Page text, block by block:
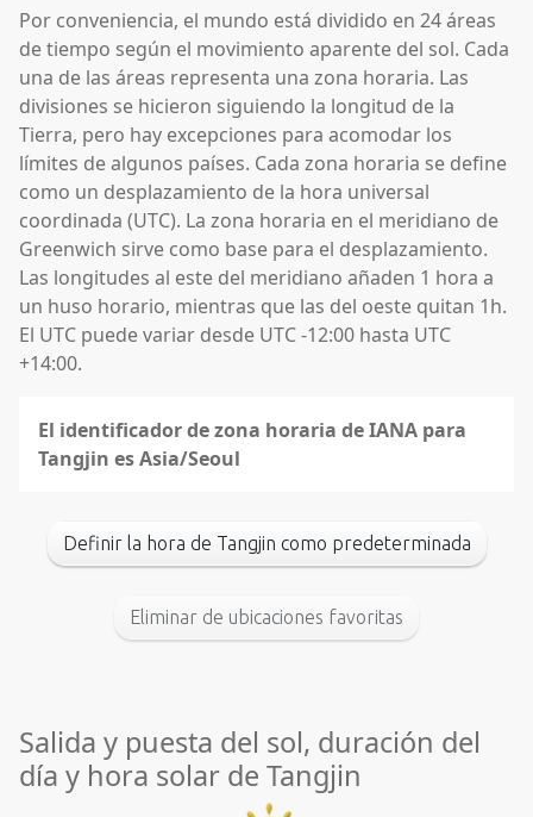
Por conveniencia, el mundo está dividido en 24 áreas
de tiempo según el movimiento aparente del sol. Cada
una de las áreas representa una zona horaria. Las
divisiones se hicieron siguiendo la longitud de la
Tierra, pero hay excepciones para acomodar los
límites de algunos países. Cada zona horaria se define
como un desplazamiento de la hora universal
coordinada (UTC). La zona horaria en el meridiano de
Greenwich sirve como base para el desplazamiento.
Las longitudes al este del meridiano añaden 1 hora a
un huso horario, mientras que las del oeste quitan 1h.
El UTC puede variar desde UTC -12:00 hasta UTC
+14:00.
El identificador de zona horaria de IANA para
Tangjin es Asia/Seoul
Definir la hora de Tangjin como predeterminada
Eliminar de ubicaciones favoritas
Salida y puesta del sol, duración del
día y hora solar de Tangjin